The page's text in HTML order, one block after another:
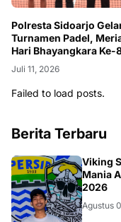
Polresta Sidoarjo
Turnamen Padel,
Hari Bhayangkara Ke-
Juli 11, 2026
Failed to load posts.
Berita Terbaru
BOLA
Viking
Mania
2026
Agustus